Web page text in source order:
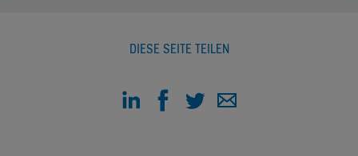
DIESE SEITE TEILEN